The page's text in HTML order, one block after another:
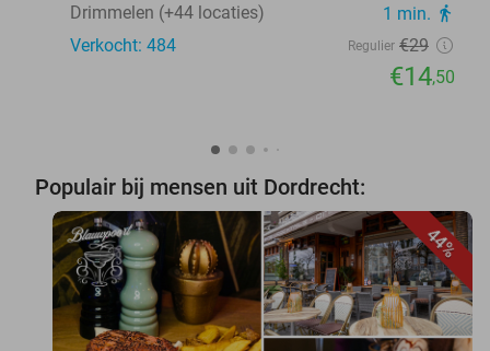
Drimmelen (+44 locaties)
1 min. directions_walk
Verkocht: 484 Regulier €29
€14,50
Populair bij mensen uit Dordrecht:
44%